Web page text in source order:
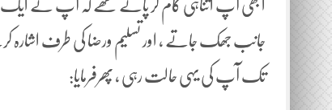
ابھی آپ اتناہی کام کر پائے تھے کہ آپ نے ایک
جانب جھک جاتے ، اور تسلیم ورضا کی طرف اشارہ
تک آپ کی یہی حالت رہی ، پھرفرمایا: